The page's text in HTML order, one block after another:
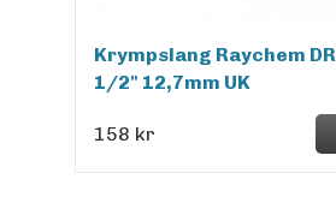
Krympslang Raychem
1/2" 12,7mm UK
158 kr